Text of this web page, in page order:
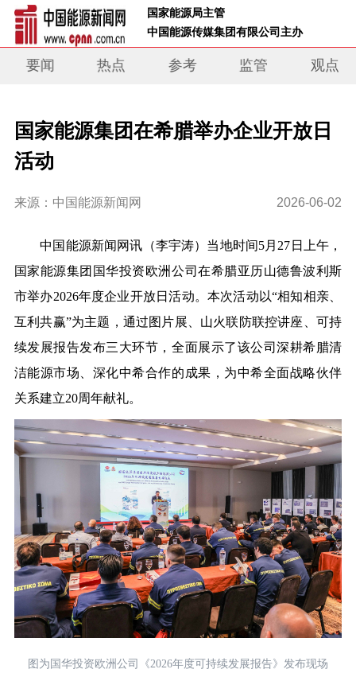
国家能源局主管
中国能源传媒集团有限公司主办
要闻 热点 参考 监管 观点
国家能源集团在希腊举办企业开放日
活动
来源：中国能源新闻网 2026-06-02
中国能源新闻网讯 （李宇涛） 当地时间5月27日上午，
国家能源集团国华投资欧洲公司在希腊亚历山德鲁波利斯
市举办2026年度企业开放日活动。本次活动以“相知相亲、
互利共赢”为主题，通过图片展、山火联防联控讲座、可持
续发展报告发布三大环节，全面展示了该公司深耕希腊清
洁能源市场、深化中希合作的成果，为中希全面战略伙伴
关系建立20周年献礼。
图为国华投资欧洲公司《2026年度可持续发展报告》发布现场